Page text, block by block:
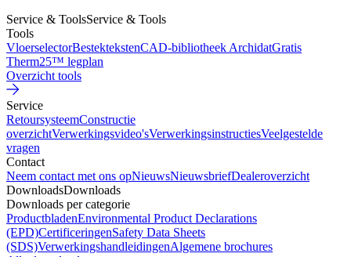
Service & ToolsService & Tools
Tools
VloerselectorBestektekstenCAD-bibliotheek ArchidatGratis
Therm25™ legplan
Overzicht tools
Service
RetoursysteemConstructie
overzichtVerwerkingsvideo'sVerwerkingsinstructiesVeelgestelde
vragen
Contact
Neem contact met ons opNieuwsNieuwsbriefDealeroverzicht
DownloadsDownloads
Downloads per categorie
ProductbladenEnvironmental Product Declarations
(EPD)CertificeringenSafety Data Sheets
(SDS)VerwerkingshandleidingenAlgemene brochures